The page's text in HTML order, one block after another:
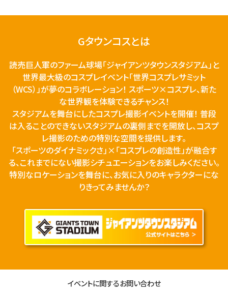
Gタウンコスとは
読売巨人軍のファーム球場「ジャイアンツタウンスタジアム」と
世界最大級のコスプレイベント「世界コスプレサミット
（WCS）」が夢のコラボレーション！ スポーツ×コスプレ、新た
な世界観を体験できるチャンス！
スタジアムを舞台にしたコスプレ撮影イベントを開催！ 普段
は入ることのできないスタジアムの裏側までを開放し、コスプ
レ撮影のための特別な空間を提供します。
「スポーツのダイナミックさ」×「コスプレの創造性」が融合す
る、これまでにない撮影シチュエーションをお楽しみください。
特別なロケーションを舞台に、お気に入りのキャラクターにな
りきってみませんか？
イベントに関するお問い合わせ